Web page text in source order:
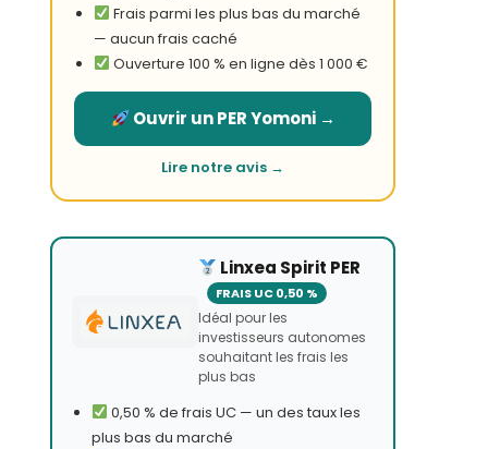
Frais parmi les plus bas du marché
— aucun frais caché
Ouverture 100 % en ligne dès 1 000 €
Ouvrir un PER Yomoni →
Lire notre avis →
Linxea Spirit PER
FRAIS UC 0,50 %
Idéal pour les
investisseurs autonomes
souhaitant les frais les
plus bas
0,50 % de frais UC — un des taux les
plus bas du marché